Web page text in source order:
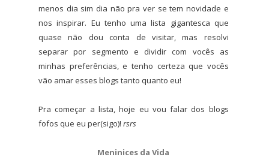
menos dia sim dia não pra ver se tem novidade e
nos inspirar. Eu tenho uma lista gigantesca que
quase não dou conta de visitar, mas resolvi
separar por segmento e dividir com vocês as
minhas preferências, e tenho certeza que vocês
vão amar esses blogs tanto quanto eu!
Pra começar a lista, hoje eu vou falar dos blogs
fofos que eu per(sigo)! rsrs
Meninices da Vida